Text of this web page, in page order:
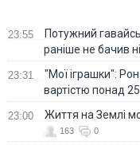
23:55
Потужний
раніше не бачив
23:31
"Мої іграшки":
вартістю понад
23:00 Життя на Землі
163 0